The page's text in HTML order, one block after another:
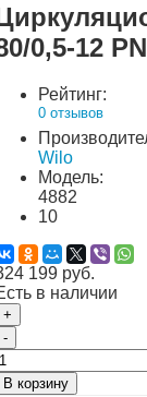
0,5-12
Рейтинг:
0 отзывов
Wilo
Модель:
4882
10
199 руб.
в наличии
+
-
В корзину